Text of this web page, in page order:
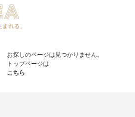
お探しのページは見つかりません。
トップページは
こちら